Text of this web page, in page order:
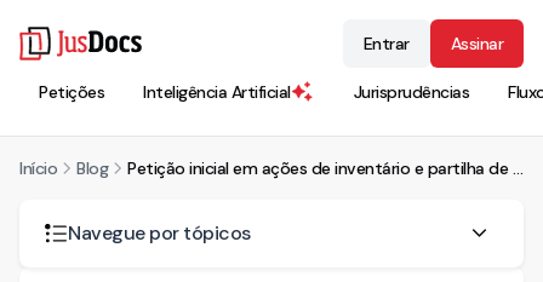
Petições Inteligência Artificial Jurisprudências
Entrar Assinar
Início Blog Petição inicial em ações de inventário e partilha de bens
Navegue por tópicos